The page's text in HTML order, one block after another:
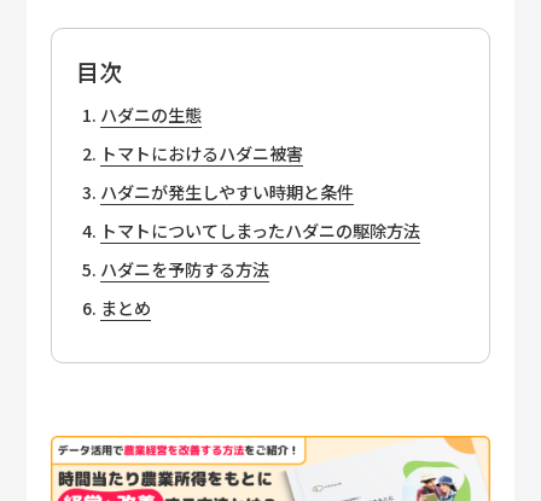
目次
ハダニの生態
トマトにおけるハダニ被害
ハダニが発生しやすい時期と条件
トマトについてしまったハダニの駆除方法
ハダニを予防する方法
まとめ